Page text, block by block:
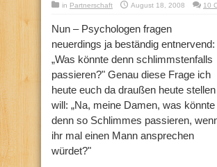
in Partnerschaft August 18, 2008 10
Nun – Psychologen fragen
neuerdings ja beständig entnervend:
„Was könnte denn schlimmstenfalls
passieren?" Genau diese Frage ich
heute euch da draußen heute stellen
will: „Na, meine Damen, was könnte
denn so Schlimmes passieren,
ihr mal einen Mann ansprechen
würdet?"